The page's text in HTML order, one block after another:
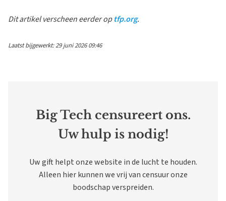
Dit artikel verscheen eerder optfp.org.
Laatst bijgewerkt: 29 juni 2026 09:46
Big Tech censureert ons.
Uw hulp is nodig!
Uw gift helpt onze website in de lucht te houden.
Alleen hier kunnen we vrij van censuur onze
boodschap verspreiden.